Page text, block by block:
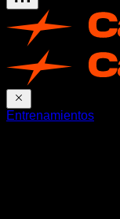
Entrenamientos